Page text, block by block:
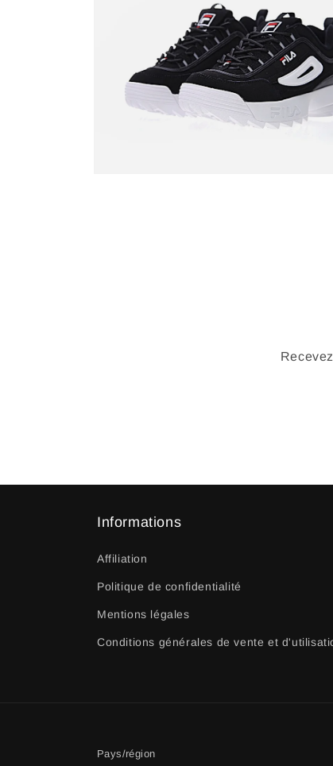
Informations
Affiliation
Politique de confidentialité
Mentions légales
Conditions générales de vente et
Pays/région